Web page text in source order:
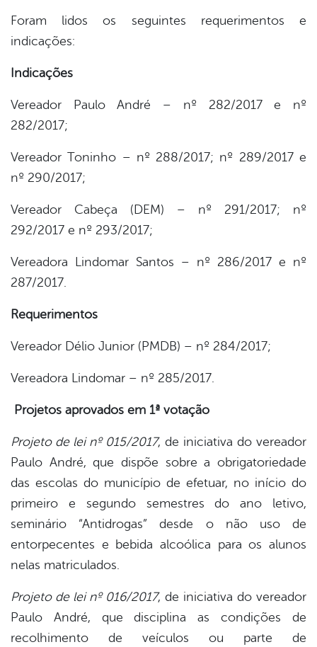
Foram lidos os seguintes requerimentos e
indicações:
Indicações
Vereador Paulo André – nº 282/2017 e nº
282/2017;
Vereador Toninho – nº 288/2017; nº 289/2017 e
nº 290/2017;
Vereador Cabeça (DEM) – nº 291/2017; nº
292/2017 e nº 293/2017;
Vereadora Lindomar Santos – nº 286/2017 e nº
287/2017.
Requerimentos
Vereador Délio Junior (PMDB) – nº 284/2017;
Vereadora Lindomar – nº 285/2017.
Projetos aprovados em 1ª votação
Projeto de lei nº 015/2017, de iniciativa do vereador
Paulo André, que dispõe sobre a obrigatoriedade
das escolas do município de efetuar, no início do
primeiro e segundo semestres do ano letivo,
seminário “Antidrogas” desde o não uso de
entorpecentes e bebida alcoólica para os alunos
nelas matriculados.
Projeto de lei nº 016/2017, de iniciativa do vereador
Paulo André, que disciplina as condições de
recolhimento de veículos ou parte de